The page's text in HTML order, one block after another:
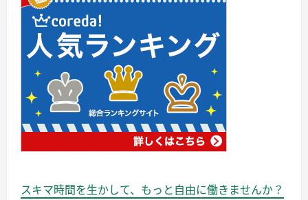
スキマ時間を生かして、もっと自由に働きませんか？